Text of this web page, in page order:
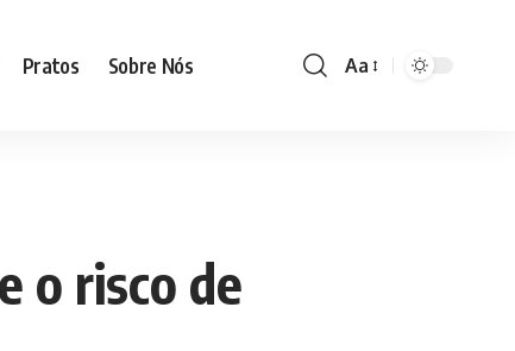
Pratos Sobre Nós
Font
Aa
o risco de